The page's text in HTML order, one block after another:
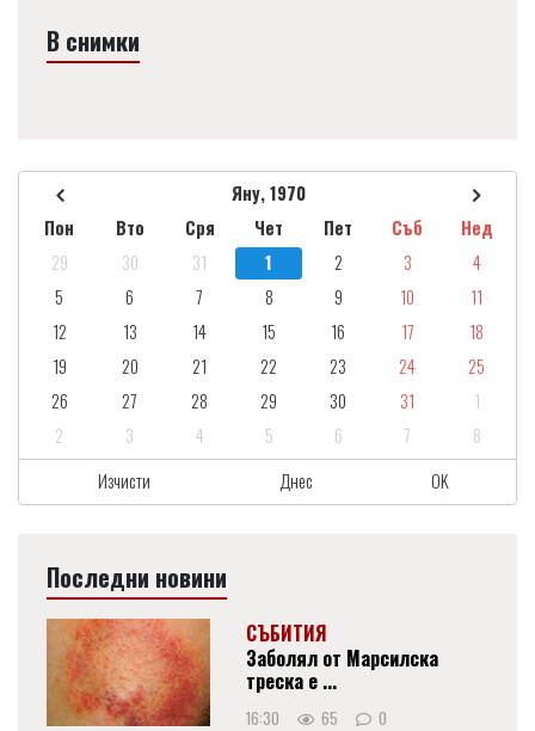
В снимки
Яну, 1970
Пон
Вто Сря Чет Пет Съб
Нед
29
30 31 1 2 3
4
5
6 7 8 9 10
11
12
13 14 15 16 17
18
19
20 21 22 23 24
25
26
27 28 29 30 31
1
2
3 4 5 6 7
8
Изчисти
Днес OK
Последни новини
СЪБИТИЯ
Заболял от Марсилска
треска е ...
16:30 65 0